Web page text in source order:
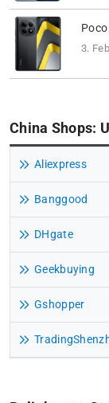
3.
China Shops:
Aliexpress
Banggood
DHgate
Geekbuying
Gshopper